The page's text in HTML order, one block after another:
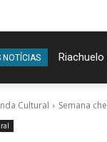
NOTÍCIAS
Cultural Semana